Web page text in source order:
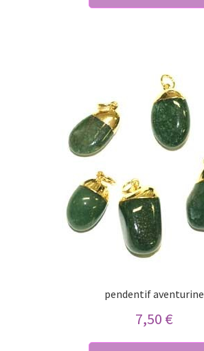
pendentif aventurine
7,50 €